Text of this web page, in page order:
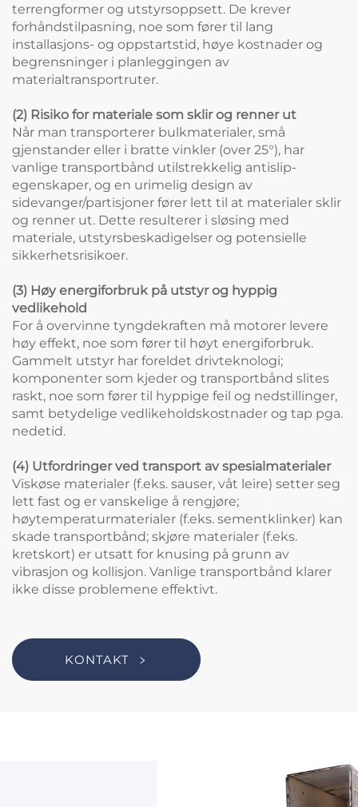
terrengformer og utstyrsoppsett. De krever
forhåndstilpasning, noe som fører til lang
installasjons- og oppstartstid, høye kostnader og
begrensninger i planleggingen av
materialtransportruter.
(2) Risiko for materiale som sklir og renner ut
Når man transporterer bulkmaterialer, små
gjenstander eller i bratte vinkler (over 25°), har
vanlige transportbånd utilstrekkelig antislip-
egenskaper, og en urimelig design av
sidevanger/partisjoner fører lett til at materialer sklir
og renner ut. Dette resulterer i sløsing med
materiale, utstyrsbeskadigelser og potensielle
sikkerhetsrisikoer.
(3) Høy energiforbruk på utstyr og hyppig
vedlikehold
For å overvinne tyngdekraften må motorer levere
høy effekt, noe som fører til høyt energiforbruk.
Gammelt utstyr har foreldet drivteknologi;
komponenter som kjeder og transportbånd slites
raskt, noe som fører til hyppige feil og nedstillinger,
samt betydelige vedlikeholdskostnader og tap pga.
nedetid.
(4) Utfordringer ved transport av spesialmaterialer
Viskøse materialer (f.eks. sauser, våt leire) setter seg
lett fast og er vanskelige å rengjøre;
høytemperaturmaterialer (f.eks. sementklinker) kan
skade transportbånd; skjøre materialer (f.eks.
kretskort) er utsatt for knusing på grunn av
vibrasjon og kollisjon. Vanlige transportbånd klarer
ikke disse problemene effektivt.
KONTAKT